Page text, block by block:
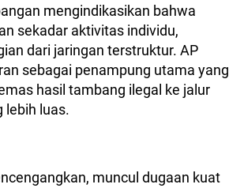
mengindikasikan bahwa
sekadar aktivitas individu,
dari jaringan terstruktur. AP
sebagai penampung utama yang
hasil tambang ilegal ke jalur
lebih luas.
muncul dugaan kuat